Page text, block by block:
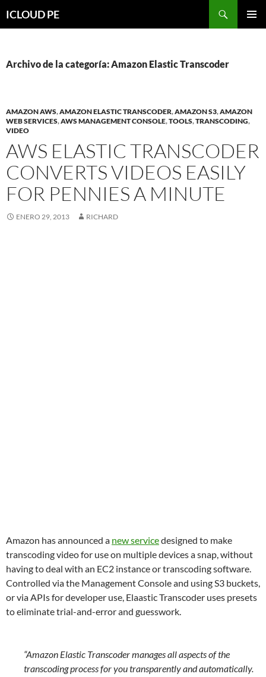
hacia
ICLOUD PE
Archivo de la categoría: Amazon Elastic Transcoder
AMAZON AWS,AMAZON ELASTIC TRANSCODER,AMAZON S3,AMAZON
WEB SERVICES,AWS MANAGEMENT CONSOLE,TOOLS,TRANSCODING,
VIDEO
AWS ELASTIC TRANSCODER
CONVERTS VIDEOS EASILY
FOR PENNIES A MINUTE
ENERO 29, 2013 RICHARD
Amazon has announced a new servicedesigned to make
transcoding video for use on multiple devices a snap, without
having to deal with an EC2 instance or transcoding software.
Controlled via the Management Console and using S3 buckets,
or via APIs for developer use, Elaastic Transcoder uses presets
to eliminate trial-and-error and guesswork.
“Amazon Elastic Transcoder manages all aspects of the
transcoding process for you transparently and automatically.